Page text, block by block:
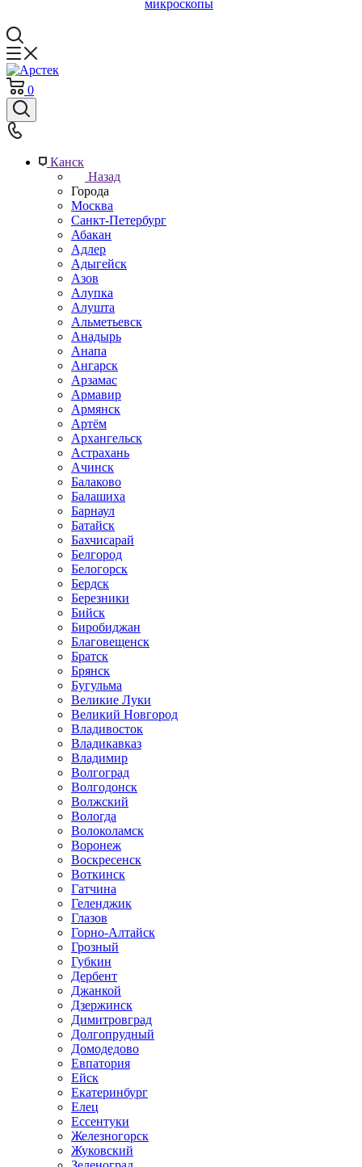
микроскопы
0
Канск
Назад
Города
Москва
Санкт-Петербург
Абакан
Адлер
Адыгейск
Азов
Алупка
Алушта
Альметьевск
Анадырь
Анапа
Ангарск
Арзамас
Армавир
Армянск
Артём
Архангельск
Астрахань
Ачинск
Балаково
Балашиха
Барнаул
Батайск
Бахчисарай
Белгород
Белогорск
Бердск
Березники
Бийск
Биробиджан
Благовещенск
Братск
Брянск
Бугульма
Великие Луки
Великий Новгород
Владивосток
Владикавказ
Владимир
Волгоград
Волгодонск
Волжский
Вологда
Волоколамск
Воронеж
Воскресенск
Воткинск
Гатчина
Геленджик
Глазов
Горно-Алтайск
Грозный
Губкин
Дербент
Джанкой
Дзержинск
Димитровград
Долгопрудный
Домодедово
Евпатория
Ейск
Екатеринбург
Елец
Ессентуки
Железногорск
Жуковский